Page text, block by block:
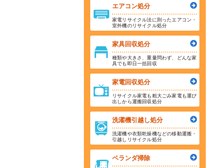
エアコン処分
家電リサイクル法に則ったエアコン・
室外機のリサイクル処分
家具回収処分
種類や大きさ、重量問わず、どんな家
具でも即日一括回収
家電回収処分
リサイクル家電も粗大ごみ家電も運び
出しから運搬回収処分
洗濯機引越し処分
洗濯機や衣類乾燥機などの移動運搬・
引越しリサイクル処分
ベランダ掃除